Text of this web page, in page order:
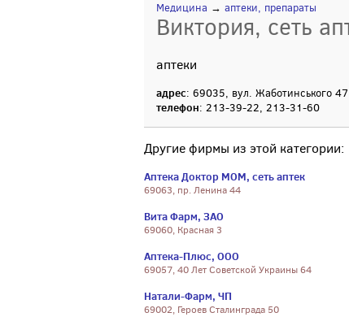
Медицина → аптеки, препараты
Виктория, сеть
аптеки
адрес: 69035, вул. Жаботинського 47
телефон: 213-39-22, 213-31-60
Другие фирмы из этой категории:
Аптека Доктор МОМ, сеть аптек
69063, пр. Ленина 44
Вита Фарм, ЗАО
69060, Красная 3
Аптека-Плюс, ООО
69057, 40 Лет Советской Украины 64
Натали-Фарм, ЧП
69002, Героев Сталинграда 50